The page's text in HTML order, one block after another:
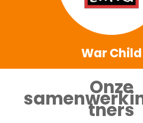
War Child
Onze
tners